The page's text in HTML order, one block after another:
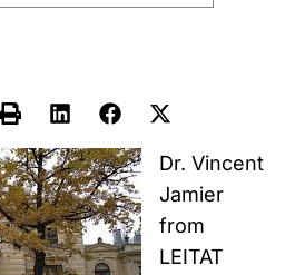
Dr. Vincent
Jamier
from
LEITAT